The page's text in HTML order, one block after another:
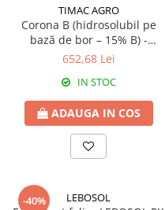
Dezinfectant sol
Regulatori de creștere
FLORI ORNAMENTALE
FRUCTE DE PĂDURE
Biostimulatori
GĂLBENELE
GAZON
Biostimulatori
Fertilizanți foliari
Insecticide
MERIȘOR
Insecticide
MORCOV
TIMAC AGRO
Corona B (hidrosolubil pe
bază de bor – 15% B) -
Fertilizant hidrosolubil
652,68 Lei
IN STOC
ADAUGA IN COS
-40% LEBOSOL